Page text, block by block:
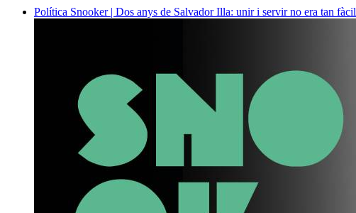
Política Snooker | Dos anys de Salvador Illa: unir i servir no era tan fàcil